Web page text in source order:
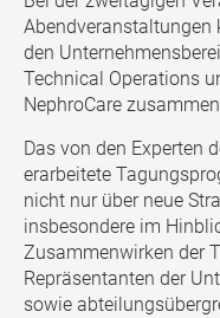
Abendveranstaltungen
den
Technical Operations
NephroCare
Das von den Experten
erarbeitete
nicht nur über neue
insbesondere im
Zusammenwirken der
Repräsentanten der
sowie